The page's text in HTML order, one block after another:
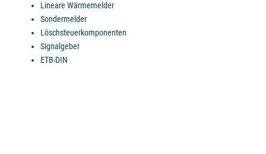
Lineare Wärmemelder
Sondermelder
Löschsteuerkomponenten
Signalgeber
ETB-DIN